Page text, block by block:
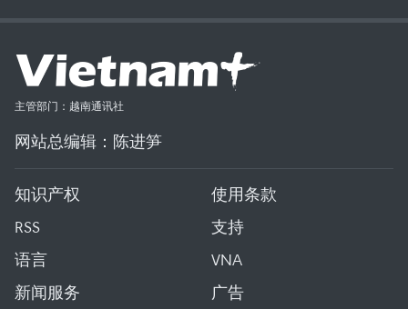
主管部门：越南通讯社
网站总编辑：陈进笋
知识产权
使用条款
RSS
支持
语言
VNA
新闻服务
广告